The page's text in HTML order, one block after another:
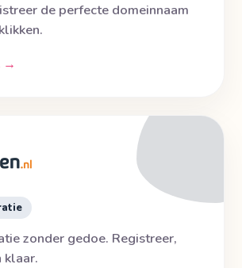
de perfecte domeinnaam
→
zonder gedoe. Registreer,
klaar.